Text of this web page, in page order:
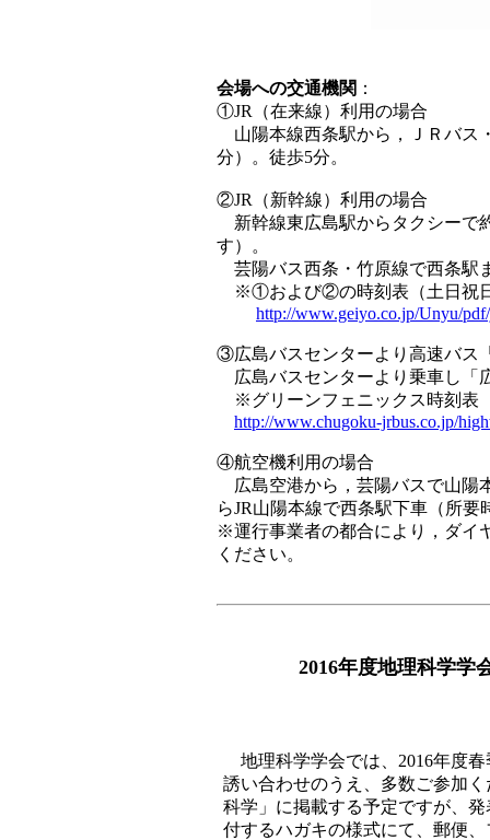
会場への交通機関 ：
①JR（在来線）利用の場合
山陽本線西条駅から，ＪＲバス
分）。徒歩5分。
②JR（新幹線）利用の場合
新幹線東広島駅からタクシーで
す）。
芸陽バス西条・竹原線で西条駅
※①および②の時刻表（土日祝日
http://www.geiyo.co.jp/Unyu/
③広島バスセンターより高速バス
広島バスセンターより乗車し「
※グリーンフェニックス時刻表
http://www.chugoku-jrbus.co.jp/
④航空機利用の場合
広島空港から，芸陽バスで山陽
らJR山陽本線で西条駅下車（所
※運行事業者の都合により，ダイ
ください。
2016年度地理科学学
地理科学学会では、2016年度
誘い合わせのうえ、多数ご参加
科学」に掲載する予定ですが、
付するハガキの様式にて、郵便